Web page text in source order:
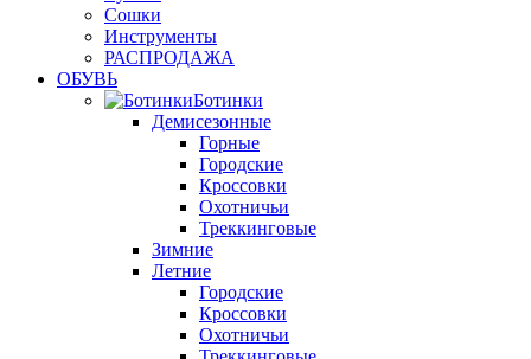
Сошки
Инструменты
РАСПРОДАЖА
ОБУВЬ
Ботинки
Демисезонные
Горные
Городские
Кроссовки
Охотничьи
Треккинговые
Зимние
Летние
Городские
Кроссовки
Охотничьи